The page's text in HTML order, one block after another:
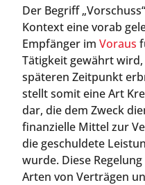
Der Begriff
Kontext eine vorab
Empfänger im Voraus
Tätigkeit gewährt
späteren Zeitpunkt
stellt somit eine Art
dar, die dem Zweck
finanzielle Mittel zur
die geschuldete
wurde. Diese
Arten von Verträgen